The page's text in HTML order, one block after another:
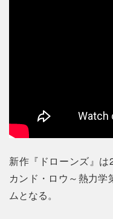
新作『ドローンズ』
カンド・ロウ～熱力
ムとなる。